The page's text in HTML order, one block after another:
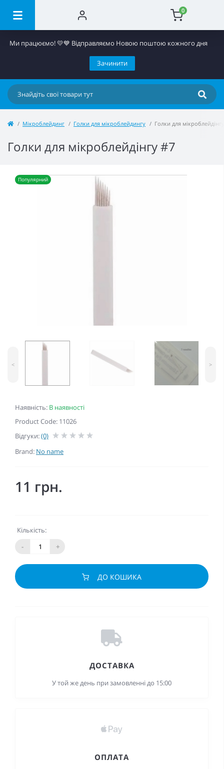
0
Ми працюємо! 💛​💙 Відправляємо Новою поштою кожного дня
Зачинити
Мікроблейдинг Голки для мікроблейдингу Голки для
Голки для мікроблейдінгу #7
Наявність: В наявності
Product Code: 11026
Відгуки:(0)
Brand: No name
Популярний
< >
11 грн.
Кількість:
-
+
ДО КОШИКА
ДОСТАВКА
У той же день при замовленні до 15:00
ОПЛАТА